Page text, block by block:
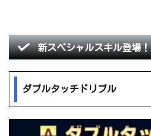
新スペシャルスキル登場！
ダブルタッチドリブル